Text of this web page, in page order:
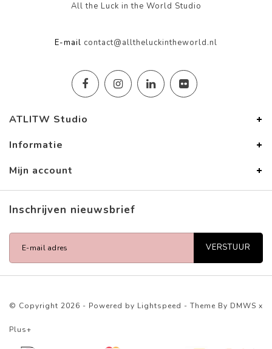
All the Luck in the World Studio
E-mail contact@alltheluckintheworld.nl
ATLITW Studio
Informatie
Mijn account
Inschrijven nieuwsbrief
VERSTUUR
© Copyright 2026 - Powered by Lightspeed - Theme By DMWS x
Plus+